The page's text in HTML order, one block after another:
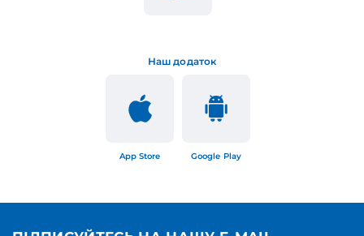
Наш додаток
App Store Google Play